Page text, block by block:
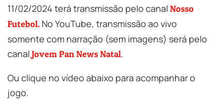
11/02/2024 terá transmissão pelo canal Nosso
Futebol. No YouTube, transmissão ao vivo
somente com narração (sem imagens) será pelo
canal Jovem Pan News Natal.
Ou clique no vídeo abaixo para acompanhar o
jogo.